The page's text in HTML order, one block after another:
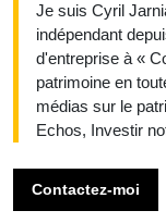
Je suis Cyril
indépendant
d'entreprise à «
patrimoine en
médias sur le
Echos, Investir
Contactez-moi